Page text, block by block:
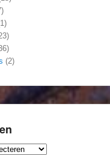
(2)